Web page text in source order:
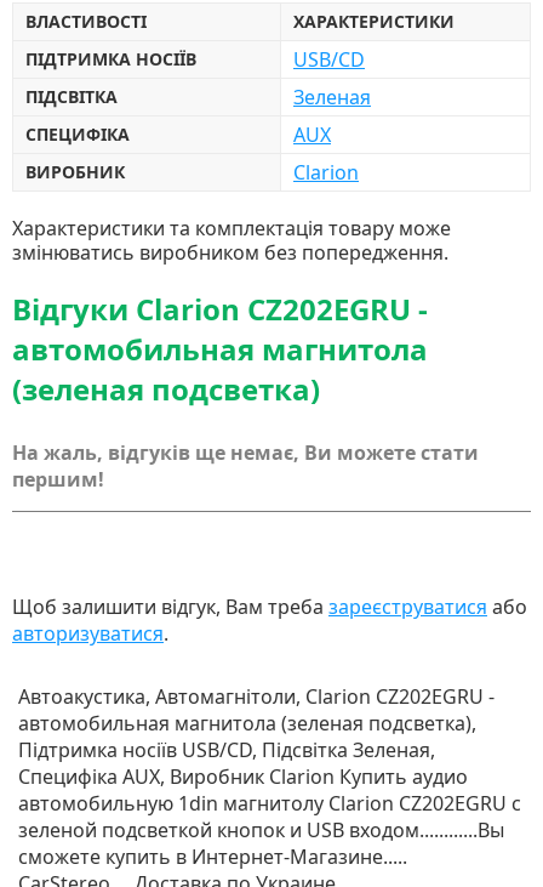
ВЛАСТИВОСТІ
ХАРАКТЕРИСТИКИ
ПІДТРИМКА НОСІЇВ
USB/CD
ПІДСВІТКА Зеленая
СПЕЦИФІКА AUX
ВИРОБНИК Clarion
Характеристики та комплектація товару може
змінюватись виробником без попередження.
Відгуки Clarion CZ202EGRU -
автомобильная магнитола
(зеленая подсветка)
На жаль, відгуків ще немає, Ви можете стати
першим!
Щоб залишити відгук, Вам треба зареєструватися або
авторизуватися.
Автоакустика, Автомагнітоли, Clarion CZ202EGRU -
автомобильная магнитола (зеленая подсветка),
Підтримка носіїв USB/CD, Підсвітка Зеленая,
Специфіка AUX, Виробник Clarion Купить аудио
автомобильную 1din магнитолу Clarion CZ202EGRU с
зеленой подсветкой кнопок и USB входом............Вы
сможете купить в Интернет-Магазине.....